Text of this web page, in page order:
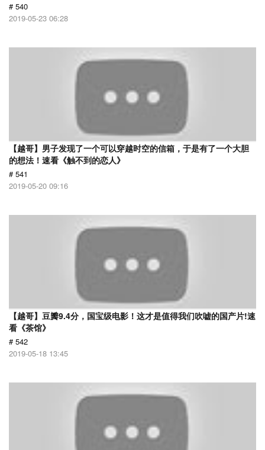
# 540
2019-05-23 06:28
【越哥】男子发现了一个可以穿越时空的信箱，于是有了一个大胆
的想法！速看《触不到的恋人》
# 541
2019-05-20 09:16
【越哥】豆瓣9.4分，国宝级电影！这才是值得我们吹嘘的国产片!速
看《茶馆》
# 542
2019-05-18 13:45